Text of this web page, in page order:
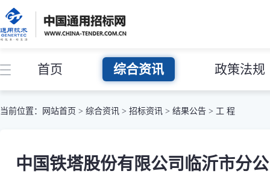
首页 综合资讯 政策法规
当前位置： 网站首页 > 综合资讯 > 招标资讯 > 结果公告 > 工 程
中国铁塔股份有限公司临沂市分